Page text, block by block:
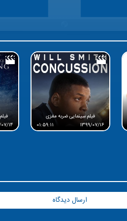
فیلم سینمایی ضربه مغزی
1399/07/16
01:59:11
14
ارسال دیدگاه